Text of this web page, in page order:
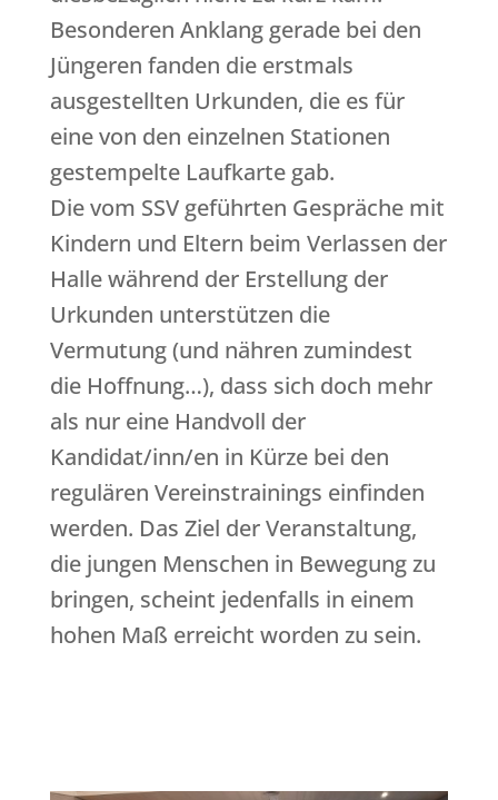
Besonderen Anklang gerade bei den
Jüngeren fanden die erstmals
ausgestellten Urkunden, die es für
eine von den einzelnen Stationen
gestempelte Laufkarte gab.
Die vom SSV geführten Gespräche mit
Kindern und Eltern beim Verlassen der
Halle während der Erstellung der
Urkunden unterstützen die
Vermutung (und nähren zumindest
die Hoffnung…), dass sich doch mehr
als nur eine Handvoll der
Kandidat/inn/en in Kürze bei den
regulären Vereinstrainings einfinden
werden. Das Ziel der Veranstaltung,
die jungen Menschen in Bewegung zu
bringen, scheint jedenfalls in einem
hohen Maß erreicht worden zu sein.